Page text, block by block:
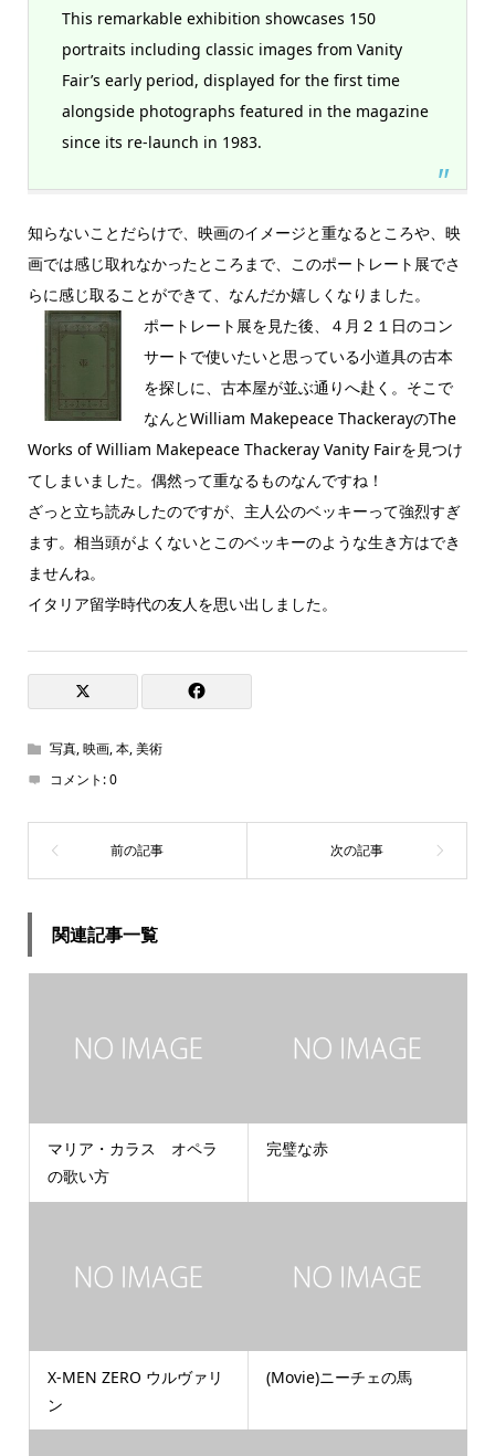
This remarkable exhibition showcases 150
portraits including classic images from Vanity
Fair’s early period, displayed for the first time
alongside photographs featured in the magazine
since its re-launch in 1983.
知らないことだらけで、映画のイメージと重なるところや、映
画では感じ取れなかったところまで、このポートレート展でさ
らに感じ取ることができて、なんだか嬉しくなりました。
ポートレート展を見た後、４月２１日のコン
サートで使いたいと思っている小道具の古本
を探しに、古本屋が並ぶ通りへ赴く。そこで
なんとWilliam Makepeace ThackerayのThe
Works of William Makepeace Thackeray Vanity Fairを見つけ
てしまいました。偶然って重なるものなんですね！
ざっと立ち読みしたのですが、主人公のベッキーって強烈すぎ
ます。相当頭がよくないとこのベッキーのような生き方はでき
ませんね。
イタリア留学時代の友人を思い出しました。
写真,映画,本,美術
コメント:0
関連記事一覧
マリア・カラス オペラ
の歌い方
完璧な赤
X-MEN ZERO ウルヴァリ
ン
(Movie)ニーチェの馬